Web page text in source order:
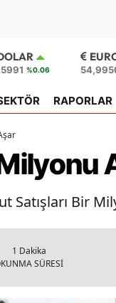
%0.06
RAPORLAR
Satışları Bir
1 Dakika
SÜRESİ